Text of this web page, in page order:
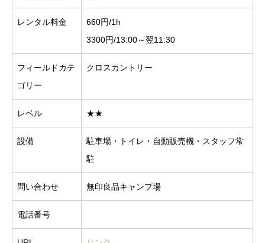
レンタル料金
660円/1h
3300円/13:00～翌11:30
フィールドカテ
ゴリー
クロスカントリー
レベル ★★
設備
駐車場・トイレ・自動販売機・スタッフ常
駐
問い合わせ 無印良品キャンプ場
電話番号